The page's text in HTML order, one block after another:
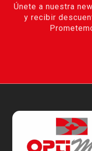
Únete a nuestra
y recibir